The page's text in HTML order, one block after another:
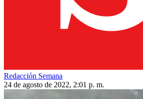
Redacción Semana
24 de agosto de 2022, 2:01 p. m.